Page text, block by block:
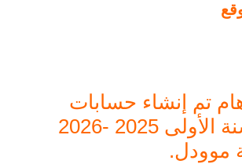
تم إنشاء حسابات
طلبة السنة الأولى 2025 -2026
موودل.